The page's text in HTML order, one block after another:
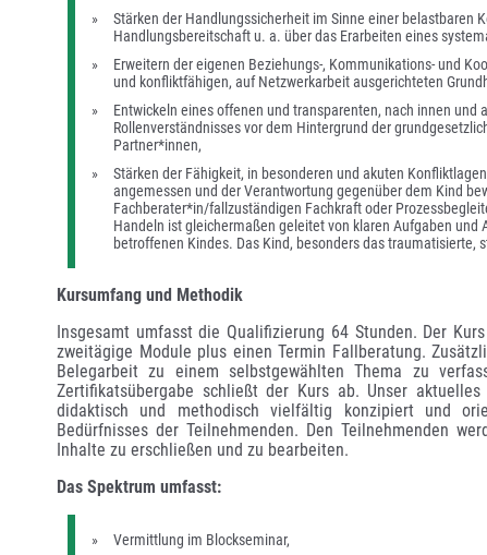
Stärken der Handlungssicherheit im Sinne einer belastbaren
Handlungsbereitschaft u. a. über das Erarbeiten eines
Erweitern der eigenen Beziehungs-, Kommunikations- und
und konfliktfähigen, auf Netzwerkarbeit ausgerichteten
Entwickeln eines offenen und transparenten, nach innen und
Rollenverständnisses vor dem Hintergrund der
Partner*innen,
Stärken der Fähigkeit, in besonderen und akuten
angemessen und der Verantwortung gegenüber dem Kind
Fachberater*in/fallzuständigen Fachkraft oder
Handeln ist gleichermaßen geleitet von klaren Aufgaben
betroffenen Kindes. Das Kind, besonders das
Kursumfang und Methodik
Insgesamt umfasst die Qualifizierung 64 Stunden. Der
zweitägige Module plus einen Termin Fallberatung.
Belegarbeit zu einem selbstgewählten Thema zu
Zertifikatsübergabe schließt der Kurs ab. Unser aktuelles
didaktisch und methodisch vielfältig konzipiert und
Bedürfnisses der Teilnehmenden. Den Teilnehmenden
Inhalte zu erschließen und zu bearbeiten.
Das Spektrum umfasst:
Vermittlung im Blockseminar,